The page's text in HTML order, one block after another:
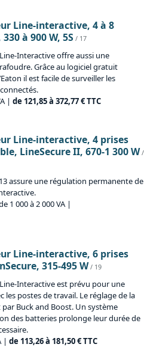
Line-interactive, 4 à 8
à 900 W, 5S / 17
Interactive offre aussi une
Grâce au logiciel gratuit
il est facile de surveiller les
| de 121,85 à 372,77 € TTC
Line-interactive, 4 prises
LineSecure II, 670-1 300 W /
assure une régulation permanente de
1 000 à 2 000 VA |
Line-interactive, 6 prises
315-495 W / 19
Interactive est prévu pour une
les postes de travail. Le réglage de la
Buck and Boost. Un système
des batteries prolonge leur durée de
| de 113,26 à 181,50 € TTC